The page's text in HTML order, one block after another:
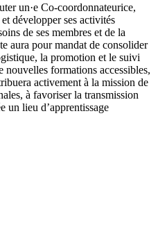
un·e Co-coordonnateurice,
développer ses activités
de ses membres et de la
aura pour mandat de consolider
la promotion et le suivi
nouvelles formations accessibles,
activement à la mission de
à favoriser la transmission
un lieu d’apprentissage